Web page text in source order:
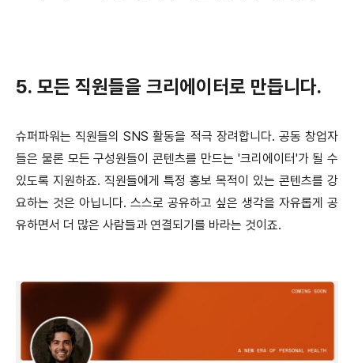
5. 모든 직원들을 크리에이터로 만듭니다.
슈퍼파워는 직원들의 SNS 활동을 적극 장려합니다. 공동 창업자
들은 물론 모든 구성원들이 콘텐츠를 만드는 '크리에이터'가 될 수
있도록 지원하죠. 직원들에게 특정 홍보 목적이 있는 콘텐츠를 강
요하는 것은 아닙니다. 스스로 공유하고 싶은 생각을 자유롭게 공
유하면서 더 많은 사람들과 연결되기를 바라는 것이죠.